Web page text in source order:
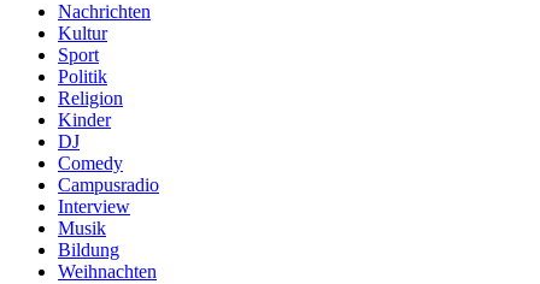
Nachrichten
Kultur
Sport
Politik
Religion
Kinder
DJ
Comedy
Campusradio
Interview
Musik
Bildung
Weihnachten